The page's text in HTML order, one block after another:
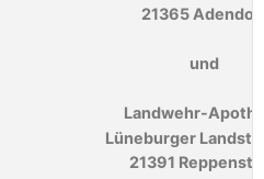
21365
und
Landwehr-
Lüneburger
21391